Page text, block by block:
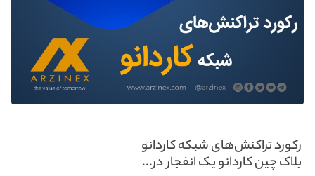
رکورد تراکنش‌های شبکه کاردانو
بلاک چین کاردانو یک انفجار در...